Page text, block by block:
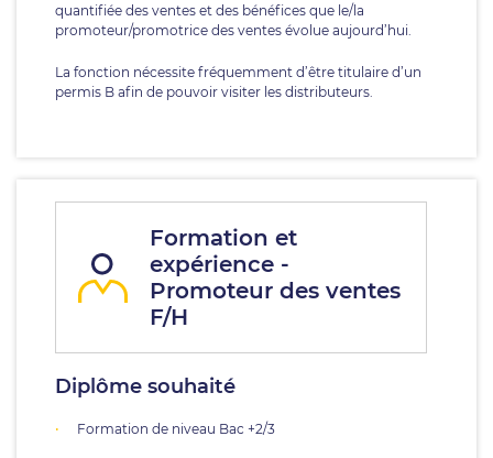
quantifiée des ventes et des bénéfices que le/la
promoteur/promotrice des ventes évolue aujourd’hui.
La fonction nécessite fréquemment d’être titulaire d’un
permis B afin de pouvoir visiter les distributeurs.
Formation et
expérience -
Promoteur des ventes
F/H
Diplôme souhaité
Formation de niveau Bac +2/3